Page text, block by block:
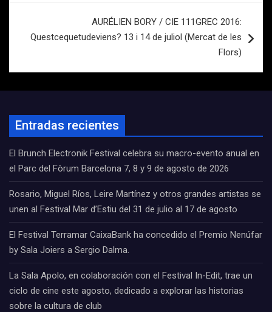
AURÉLIEN BORY / CIE 111GREC 2016:
Questcequetudeviens? 13 i 14 de juliol (Mercat de les
Flors)
Entradas recientes
El Brunch Electronik Festival celebra su macro-evento anual en
el Parc del Fòrum Barcelona 7, 8 y 9 de agosto de 2026
Rosario, Miguel Ríos, Leire Martínez y otros grandes artistas se
unen al Festival Mar d’Estiu del 31 de julio al 17 de agosto
El Festival Terramar CaixaBank ha concedido el Premio Nenúfar
by Sala Joiers a Sergio Dalma.
La Sala Apolo, en colaboración con el Festival In-Edit, trae un
ciclo de cine este agosto, dedicado a explorar las historias
sobre la cultura de club